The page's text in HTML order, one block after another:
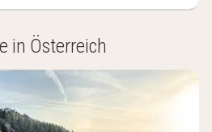
in Österreich